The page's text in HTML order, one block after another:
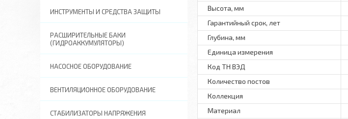
Высота, мм
Гарантийный срок, лет
Глубина, мм
Единица измерения
Код ТН ВЭД
Количество постов
Коллекция
Материал
ИНСТРУМЕНТЫ И СРЕДСТВА ЗАЩИТЫ
РАСШИРИТЕЛЬНЫЕ БАКИ
(ГИДРОАККУМУЛЯТОРЫ)
НАСОСНОЕ ОБОРУДОВАНИЕ
ВЕНТИЛЯЦИОННОЕ ОБОРУДОВАНИЕ
СТАБИЛИЗАТОРЫ НАПРЯЖЕНИЯ